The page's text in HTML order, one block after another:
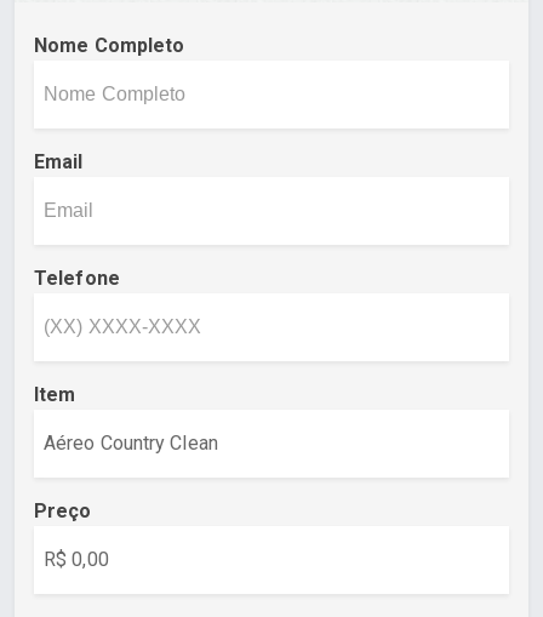
Nome Completo
Email
Telefone
Item
Preço